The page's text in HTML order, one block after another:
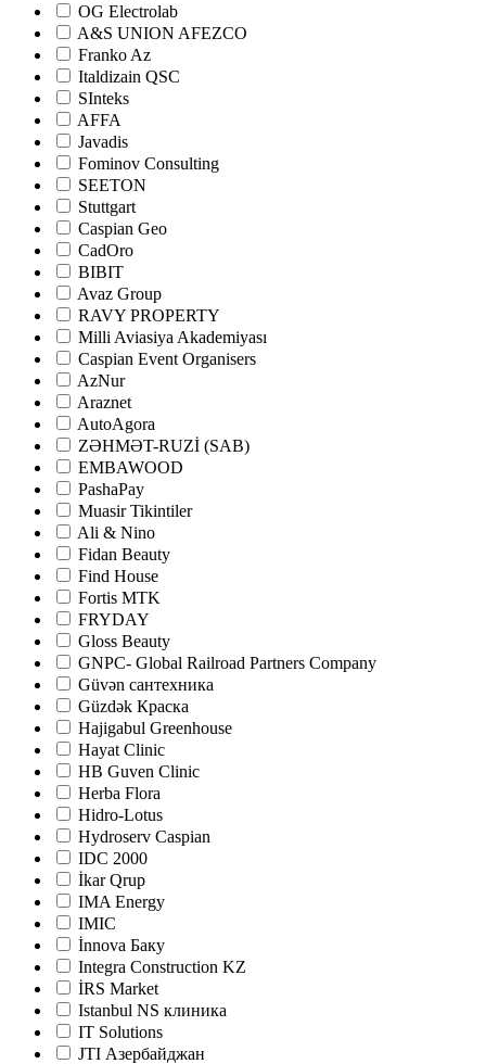
OG Electrolab
A&S UNION AFEZCO
Franko Az
Italdizain QSC
SInteks
AFFA
Javadis
Fominov Consulting
SEETON
Stuttgart
Caspian Geo
CadOro
BIBIT
Avaz Group
RAVY PROPERTY
Milli Aviasiya Akademiyası
Caspian Event Organisers
AzNur
Araznet
AutoAgora
ZƏHMƏT-RUZİ (SAB)
EMBAWOOD
PashaPay
Muasir Tikintiler
Ali & Nino
Fidan Beauty
Find House
Fortis MTK
FRYDAY
Gloss Beauty
GNPC- Global Railroad Partners Company
Güvən сантехника
Güzdək Краска
Hajigabul Greenhouse
Hayat Clinic
HB Guven Clinic
Herba Flora
Hidro-Lotus
Hydroserv Caspian
IDC 2000
İkar Qrup
IMA Energy
IMIC
İnnova Баку
Integra Construction KZ
İRS Market
Istanbul NS клиника
IT Solutions
JTI Азербайджан